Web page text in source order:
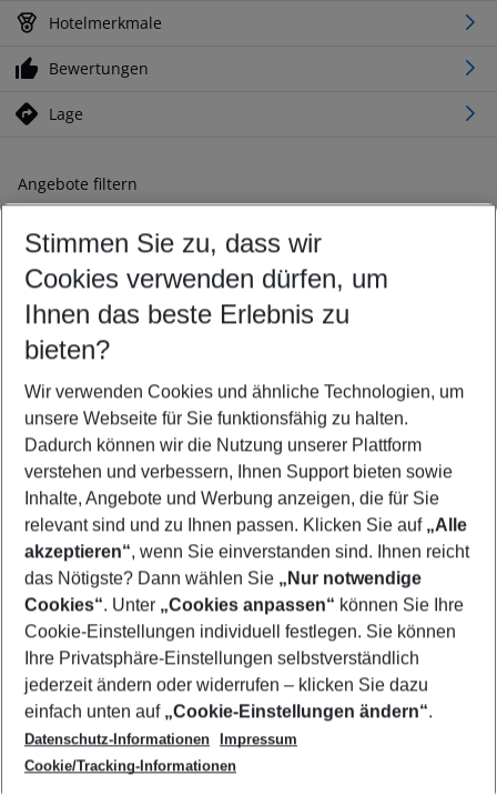
Hotelmerkmale
Bewertungen
Lage
Angebote filtern
Ändern Sie Ihre Kriterien nach Ihren Wünschen
Abflughafen wählen
Beliebiger Abflughafen
Reisezeitraum wählen
09.08.26– 07.08.27 5-8 Nächte
2 Erwachsene Keine Kinder
Mehr Filter anzeigen
Footer
Footer navigation
Über uns
AGB
Cookie-Einstellungen ändern
Cookie-Richtlinie
Datenschutz
Service & Hilfe
Barrierefreies Reisen
Check-in
Folgen Sie uns
Stimmen Sie zu, dass wir
Cookies verwenden dürfen, um
Ihnen das beste Erlebnis zu
bieten?
Wir verwenden Cookies und ähnliche Technologien, um
unsere Webseite für Sie funktionsfähig zu halten.
Dadurch können wir die Nutzung unserer Plattform
verstehen und verbessern, Ihnen Support bieten sowie
Inhalte, Angebote und Werbung anzeigen, die für Sie
relevant sind und zu Ihnen passen. Klicken Sie auf „Alle
akzeptieren“, wenn Sie einverstanden sind. Ihnen reicht
das Nötigste? Dann wählen Sie „Nur notwendige
Cookies“. Unter „Cookies anpassen“ können Sie Ihre
Cookie-Einstellungen individuell festlegen. Sie können
Ihre Privatsphäre-Einstellungen selbstverständlich
jederzeit ändern oder widerrufen – klicken Sie dazu
einfach unten auf „Cookie-Einstellungen ändern“.
Datenschutz-Informationen
Impressum
Cookie/Tracking-Informationen